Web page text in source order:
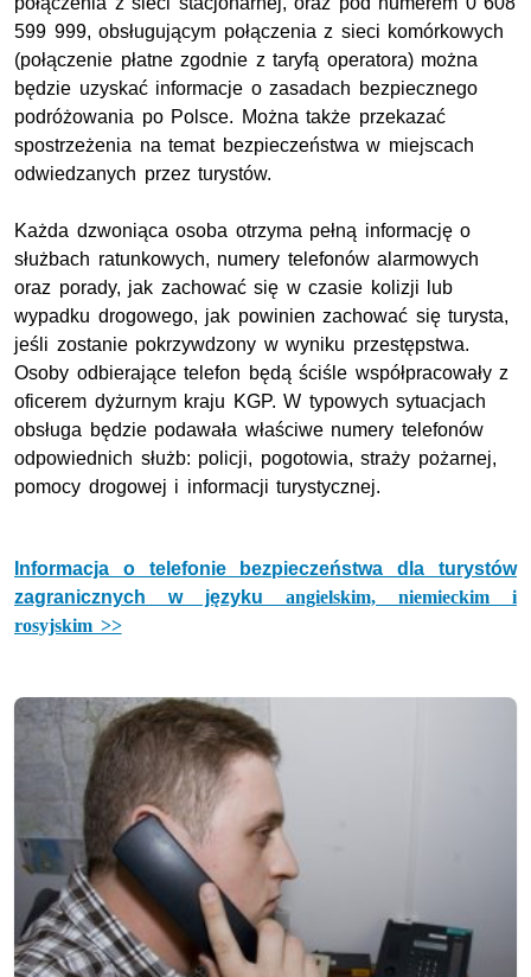
599 999, obsługującym połączenia z sieci komórkowych
(połączenie płatne zgodnie z taryfą operatora) można
będzie uzyskać informacje o zasadach bezpiecznego
podróżowania po Polsce. Można także przekazać
spostrzeżenia na temat bezpieczeństwa w miejscach
odwiedzanych przez turystów.
Każda dzwoniąca osoba otrzyma pełną informację o
służbach ratunkowych, numery telefonów alarmowych
oraz porady, jak zachować się w czasie kolizji lub
wypadku drogowego, jak powinien zachować się turysta,
jeśli zostanie pokrzywdzony w wyniku przestępstwa.
Osoby odbierające telefon będą ściśle współpracowały z
oficerem dyżurnym kraju KGP. W typowych sytuacjach
obsługa będzie podawała właściwe numery telefonów
odpowiednich służb: policji, pogotowia, straży pożarnej,
pomocy drogowej i informacji turystycznej.
Informacja o telefonie bezpieczeństwa dla turystów
zagranicznych w języku angielskim, niemieckim i
rosyjskim >>